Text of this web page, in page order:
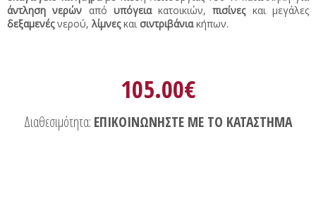
άντληση νερών από υπόγειακατοικιών,πισίνες και μεγάλες
δεξαμενέςνερού, λίμνεςκαι σιντριβάνιακήπων.
105.00€
Διαθεσιμότητα: ΕΠΙΚΟΙΝΩΝΗΣΤΕ ΜΕ ΤΟ ΚΑΤΑΣΤΗΜΑ